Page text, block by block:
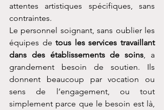
attentes artistiques spécifiques, sans
contraintes.
Le personnel soignant, sans oublier les
équipes de tous les services travaillant
dans des établissements de soins , a
grandement besoin de soutien. Ils
donnent beaucoup par vocation ou
sens de l’engagement, ou tout
simplement parce que le besoin est là,